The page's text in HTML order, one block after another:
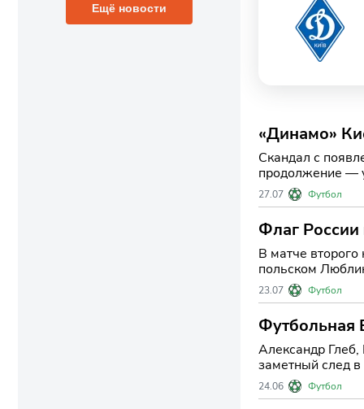
Ещё новости
«Динамо»
Скандал с
продолжение —
широкий
27.07 Футбол
Флаг
В матче
польском
поддержки: в
23.07 Футбол
Футбольная
Александр
заметный след
не был
24.06 Футбол